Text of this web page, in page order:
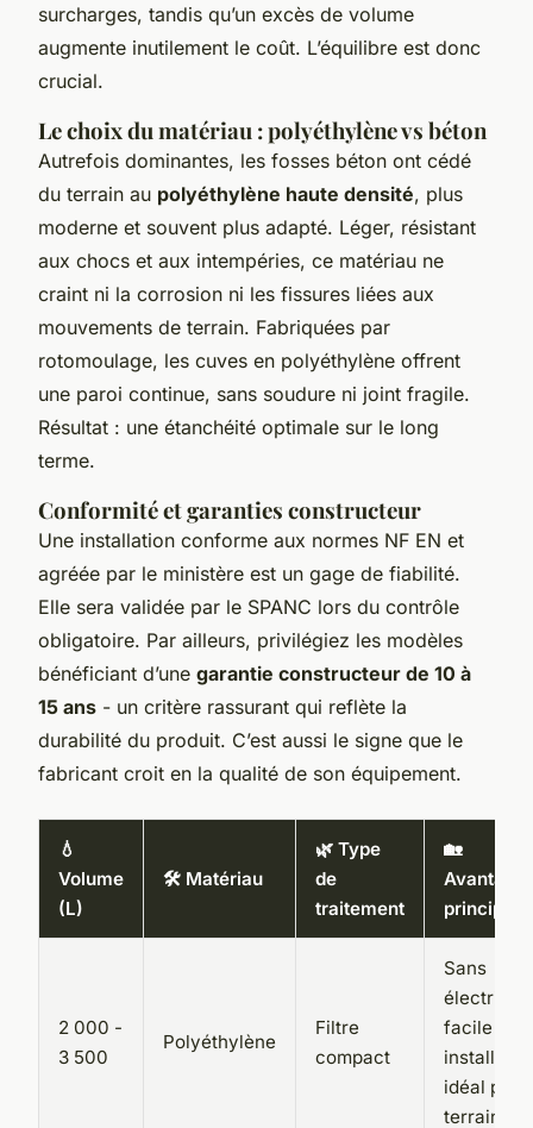
surcharges, tandis qu’un excès de volume
augmente inutilement le coût. L’équilibre est donc
crucial.
Le choix du matériau : polyéthylène vs béton
Autrefois dominantes, les fosses béton ont cédé
du terrain au polyéthylène haute densité, plus
moderne et souvent plus adapté. Léger, résistant
aux chocs et aux intempéries, ce matériau ne
craint ni la corrosion ni les fissures liées aux
mouvements de terrain. Fabriquées par
rotomoulage, les cuves en polyéthylène offrent
une paroi continue, sans soudure ni joint fragile.
Résultat : une étanchéité optimale sur le long
terme.
Conformité et garanties constructeur
Une installation conforme aux normes NF EN et
agréée par le ministère est un gage de fiabilité.
Elle sera validée par le SPANC lors du contrôle
obligatoire. Par ailleurs, privilégiez les modèles
bénéficiant d’une garantie constructeur de 10 à
15 ans - un critère rassurant qui reflète la
durabilité du produit. C’est aussi le signe que le
fabricant croit en la qualité de son équipement.
💧
Volume
(L)
🛠️ Matériau
🌿 Type
de
traitement
🏡
2 000 -
3 500
Polyéthylène
Filtre
compact
Sans
facile à
installer,
idéal petit
terrain